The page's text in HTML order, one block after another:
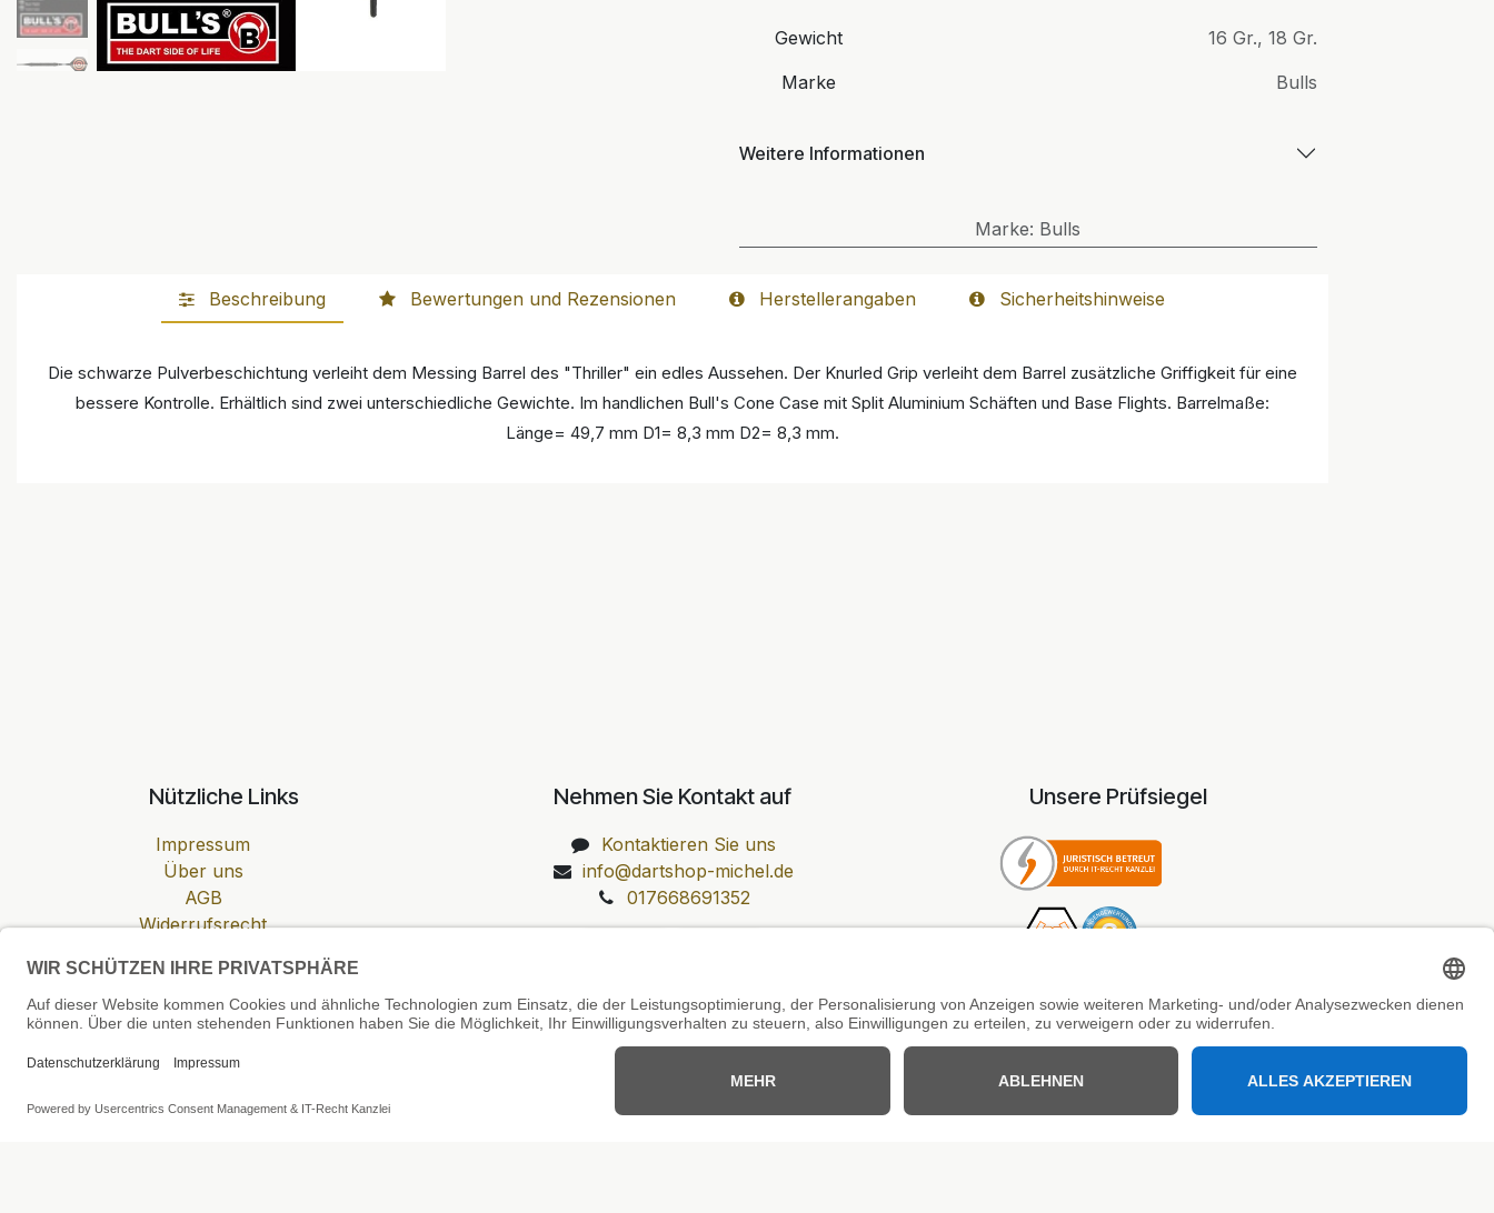
Gewicht 16 Gr., 18 Gr.
Marke
Bulls
Weitere Informationen
Marke: Bulls
Beschreibung Bewertungen und Rezensionen Herstellerangaben Sicherheitshinweise
Die schwarze Pulverbeschichtung verleiht dem Messing Barrel des "Thriller" ein edles Aussehen. Der Knurled Grip verleiht dem Barrel zusätzliche Griffigkeit für eine
bessere Kontrolle. Erhältlich sind zwei unterschiedliche Gewichte. Im handlichen Bull's Cone Case mit Split Aluminium Schäften und Base Flights. Barrelmaße:
Länge= 49,7 mm D1= 8,3 mm D2= 8,3 mm.
Nützliche Links
Impressum
Über uns
AGB
Widerrufsrecht
Zahlung & Versand
Cookie-Einstellungen
Nehmen Sie Kontakt auf
Kontaktieren Sie uns
info@dartshop-michel.de
017668691352
Unsere Prüfsiegel